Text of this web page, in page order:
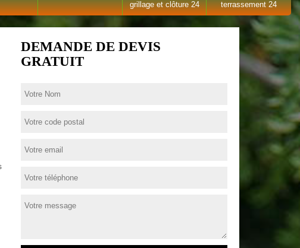
grillage et clôture 24
terrassement 24
DEMANDE DE DEVIS
GRATUIT